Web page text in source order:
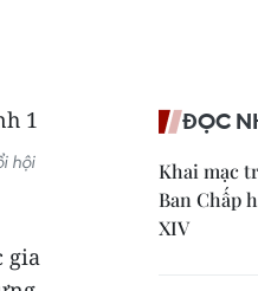
hội
gia
ĐỌC
Khai mạc
Ban Chấp
XIV